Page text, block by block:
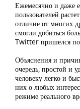
Ежемесячно и даже
пользователей
отличие от многих
смогли добиться
Twitter пришелся по
Объяснения и
очередь, простой и
человеку легко и
них о любых
режиме реального